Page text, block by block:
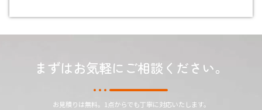
まずはお気軽にご相談ください。
お見積りは無料。1点からでも丁寧に対応いたします。